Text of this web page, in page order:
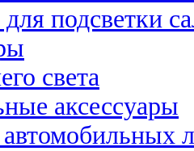
подсветки
света
аксессуары